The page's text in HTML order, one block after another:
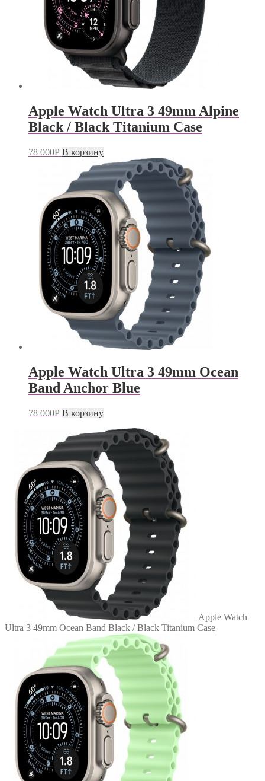
Apple Watch Ultra 3 49mm Alpine
Black / Black Titanium Case
78 000Р В корзину
Apple Watch Ultra 3 49mm Ocean
Band Anchor Blue
78 000Р В корзину
Apple Watch
Ultra 3 49mm Ocean Band Black / Black Titanium Case